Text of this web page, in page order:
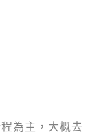
為主，大概去